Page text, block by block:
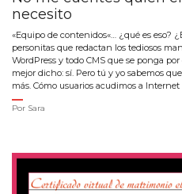
necesito
«Equipo de contenidos«… ¿qué es eso?
personitas que redactan los tediosos
WordPress y todo CMS que se ponga
mejor dicho: sí. Pero tú y yo sabemos
más. Cómo usuarios acudimos a Internet
Por Sara